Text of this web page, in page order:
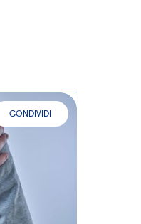
CONDIVIDI
DOLORE DA FRATTURA: LE